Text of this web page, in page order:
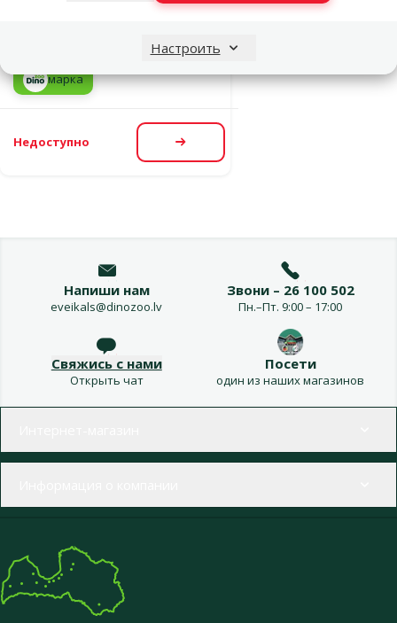
Настроить
Cat, 20 шт.
Цена
8,99 €
марка
Недоступно Посмотреть
Напиши нам
eveikals@dinozoo.lv
Звони – 26 100 502
Пн.–Пт. 9:00 – 17:00
Свяжись с нами
Открыть чат
Посети
один из наших магазинов